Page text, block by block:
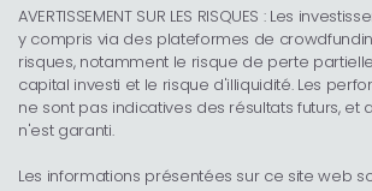
AVERTISSEMENT SUR LES RISQUES : Les
y compris via des plateformes de
risques, notamment le risque de perte
capital investi et le risque d'illiquidité. Les
ne sont pas indicatives des résultats futurs, et
n'est garanti.
Les informations présentées sur ce site web